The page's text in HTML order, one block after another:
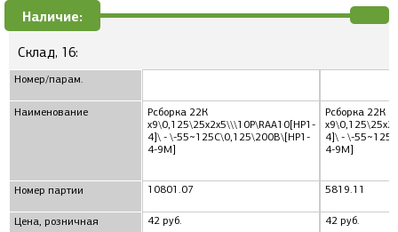
Наличие:
Склад, 16:
Номер/парам.
Наименование
Номер партии
Цена, розничная
Рсборка 22К
x9\0,125\25x2x5\\\10P\RAA10[НР1-
4]\ - \-55~125C\0,125\200В\[НР1-
4-9М]
10801.07
42 руб.
Рсборка 22К
4]\ - \-
4-9М]
5819.11
42 руб.